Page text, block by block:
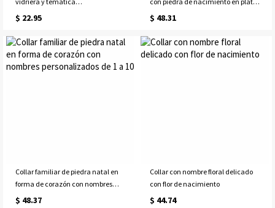
playera/oceánica, pendientes
tortuga/concha/sirena/estrella de
mar, regalos de
cumpleaños/aniversario para
$ 22.95
de ley
$ 48.31
Collar familiar de piedra natal en
forma de corazón con nombres
personalizados de 1 a 10
$ 48.37
Collar con nombre floral delicado
con flor de nacimiento
$ 44.74